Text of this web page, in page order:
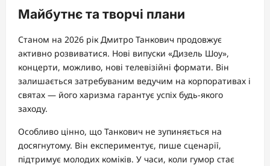
Майбутнє та творчі плани
Станом на 2026 рік Дмитро Танкович продовжує
активно розвиватися. Нові випуски «Дизель Шоу»,
концерти, можливо, нові телевізійні формати. Він
залишається затребуваним ведучим на корпоративах і
святах — його харизма гарантує успіх будь-якого
заходу.
Особливо цінно, що Танкович не зупиняється на
досягнутому. Він експериментує, пише сценарії,
підтримує молодих коміків. У часи, коли гумор стає